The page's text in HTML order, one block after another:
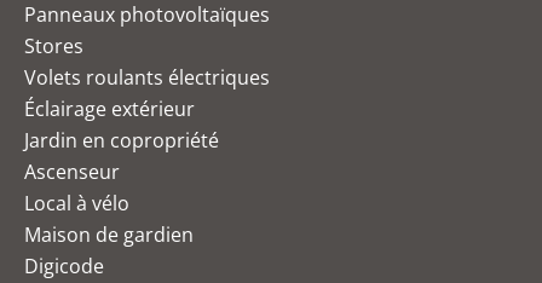
Panneaux photovoltaïques
Stores
Volets roulants électriques
Éclairage extérieur
Jardin en copropriété
Ascenseur
Local à vélo
Maison de gardien
Digicode